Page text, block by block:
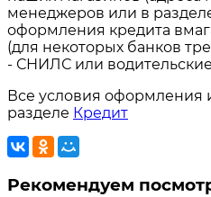
менеджеров или в
оформления кредита
(для некоторых банков
- СНИЛС или
Все условия оформления
разделе Кредит
Рекомендуем